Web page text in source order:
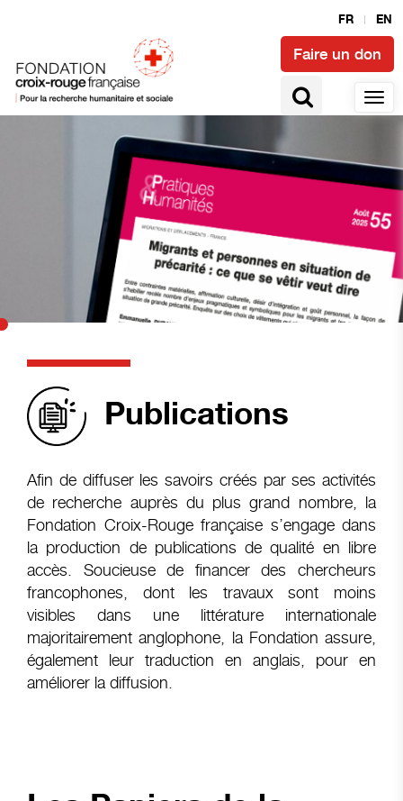
FR EN
Faire un don
Publications
Afin de diffuser les savoirs créés par ses activités
de recherche auprès du plus grand nombre, la
Fondation Croix-Rouge française s’engage dans
la production de publications de qualité en libre
accès. Soucieuse de financer des chercheurs
francophones, dont les travaux sont moins
visibles dans une littérature internationale
majoritairement anglophone, la Fondation assure,
également leur traduction en anglais, pour en
améliorer la diffusion.